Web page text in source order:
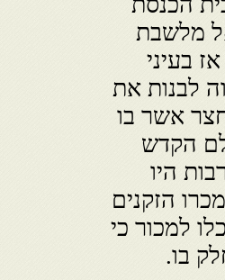
מלשבת
בעיני
לבנות את
אשר בו
הקדש
היו
הזקנים
למכור כי
בו.